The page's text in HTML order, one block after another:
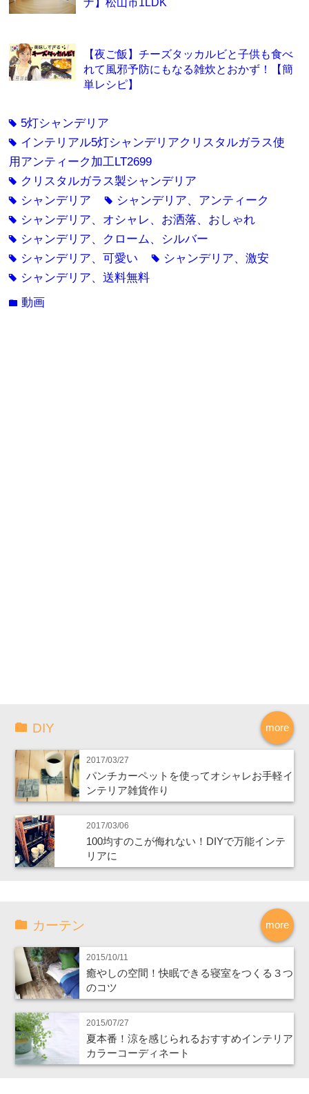
【夜ご飯】チーズタッカルビと子供も食べ
れて風邪予防にもなる雑炊とおかず！【簡
単レシピ】
tag 5灯シャンデリア
tag インテリアル5灯シャンデリアクリスタルガラス使
用アンティーク加工LT2699
tag クリスタルガラス製シャンデリア
tag シャンデリア tag シャンデリア、アンティーク
tag シャンデリア、オシャレ、お洒落、おしゃれ
tag シャンデリア、クローム、シルバー
tag シャンデリア、可愛い tag シャンデリア、激安
tag シャンデリア、送料無料
folder動画
more
DIY
2017/03/27
パンチカーペットを使ってオシャレお手軽イ
ンテリア雑貨作り
2017/03/06
100均すのこが侮れない！DIYで万能インテ
リアに
more
カーテン
2015/10/11
癒やしの空間！快眠できる寝室をつくる３つ
のコツ
2015/07/27
夏本番！涼を感じられるおすすめインテリア
カラーコーディネート